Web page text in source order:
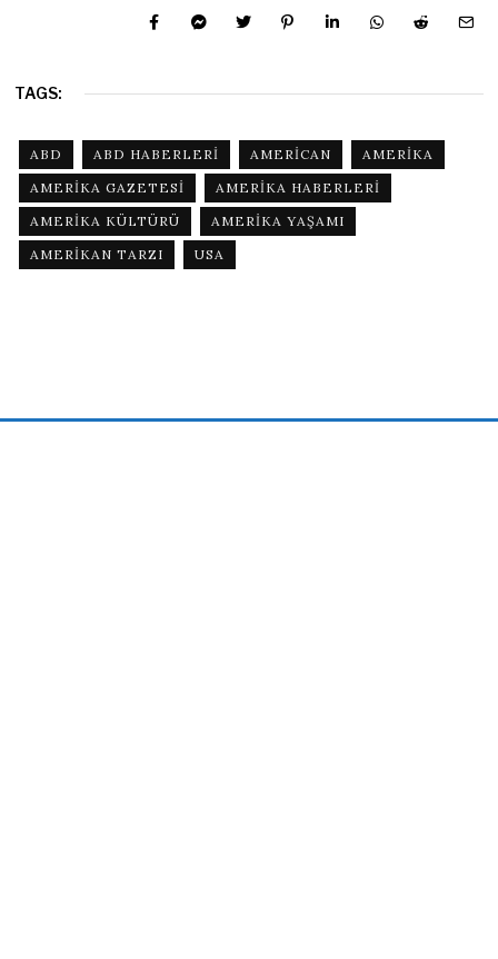
TAGS:
ABD ABD HABERLERI AMERICAN
AMERIKA
AMERIKA GAZETESI
AMERIKA HABERLERI
AMERIKA KÜLTÜRÜ
AMERIKA YAŞAMI
AMERIKAN TARZI
USA